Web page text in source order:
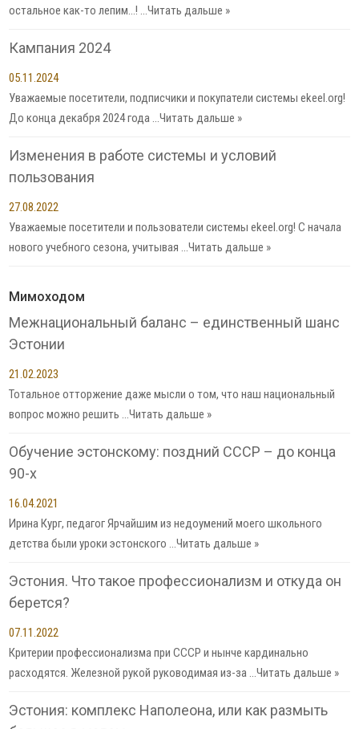
остальное как-то лепим…! …Читать дальше »
Кампания 2024
05.11.2024
Уважаемые посетители, подписчики и покупатели системы ekeel.org!
До конца декабря 2024 года …Читать дальше »
Изменения в работе системы и условий
пользования
27.08.2022
Уважаемые посетители и пользователи системы ekeel.org! С начала
нового учебного сезона, учитывая …Читать дальше »
Мимоходом
Межнациональный баланс – единственный шанс
Эстонии
21.02.2023
Тотальное отторжение даже мысли о том, что наш национальный
вопрос можно решить …Читать дальше »
Обучение эстонскому: поздний СССР – до конца
90-х
16.04.2021
Ирина Кург, педагог Ярчайшим из недоумений моего школьного
детства были уроки эстонского …Читать дальше »
Эстония. Что такое профессионализм и откуда он
берется?
07.11.2022
Критерии профессионализма при СССР и нынче кардинально
расходятся. Железной рукой руководимая из-за …Читать дальше »
Эстония: комплекс Наполеона, или как размыть